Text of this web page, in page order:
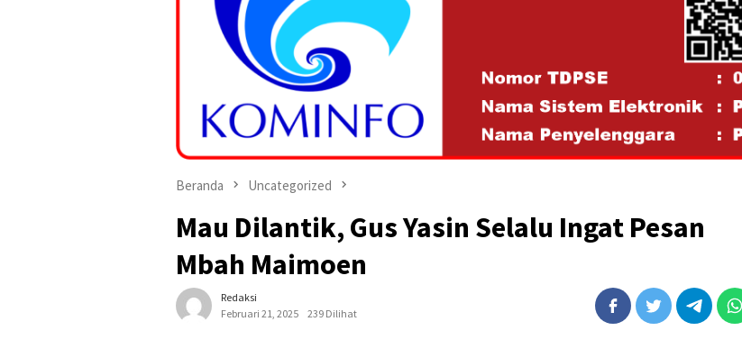
Beranda Uncategorized
Mau Dilantik, Gus Yasin Selalu Ingat Pesan
Mbah Maimoen
Redaksi
Februari 21, 2025
239 Dilihat